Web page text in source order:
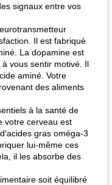
signaux entre vos
Il est fabriqué
La dopamine est
vous sentir motivé. Il
aminé. Votre
des aliments
à la santé de
votre cerveau est
gras oméga-3
lui-même ces
il les absorbe des
soit équilibré